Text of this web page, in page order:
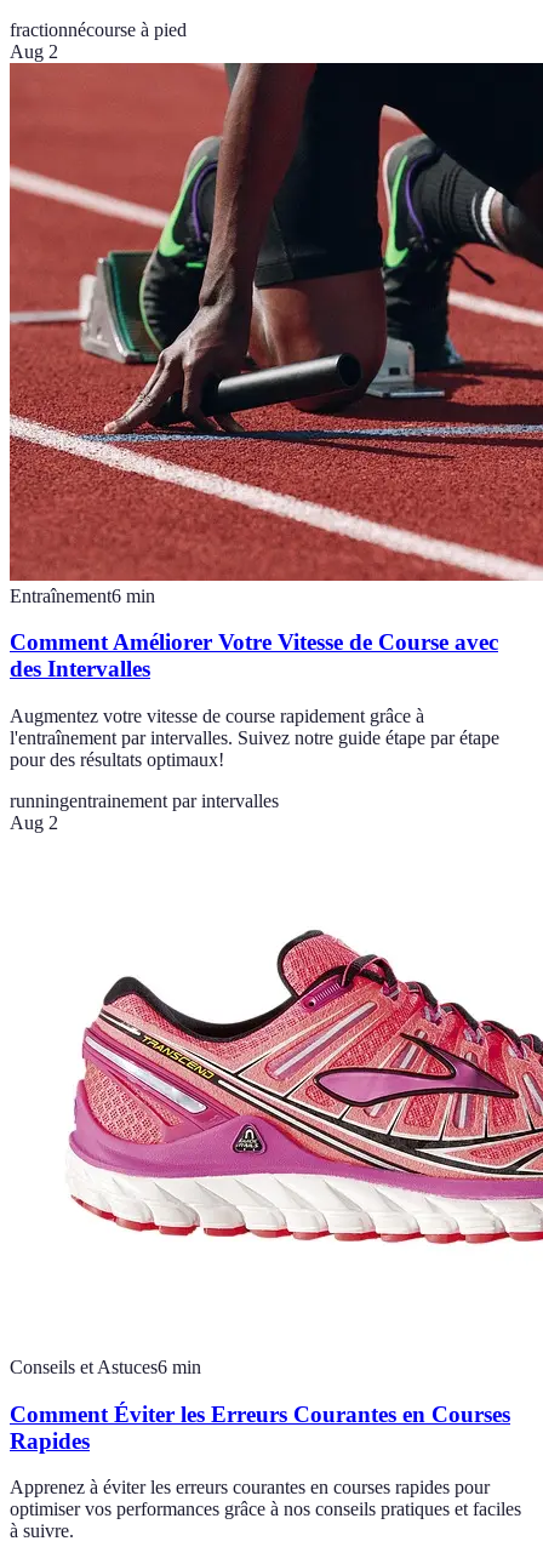
fractionnécourse à pied
Aug 2
Entraînement6 min
Comment Améliorer Votre Vitesse de Course avec
des Intervalles
Augmentez votre vitesse de course rapidement grâce à
l'entraînement par intervalles. Suivez notre guide étape par étape
pour des résultats optimaux!
runningentrainement par intervalles
Aug 2
Conseils et Astuces6 min
Comment Éviter les Erreurs Courantes en Courses
Rapides
Apprenez à éviter les erreurs courantes en courses rapides pour
optimiser vos performances grâce à nos conseils pratiques et faciles
à suivre.